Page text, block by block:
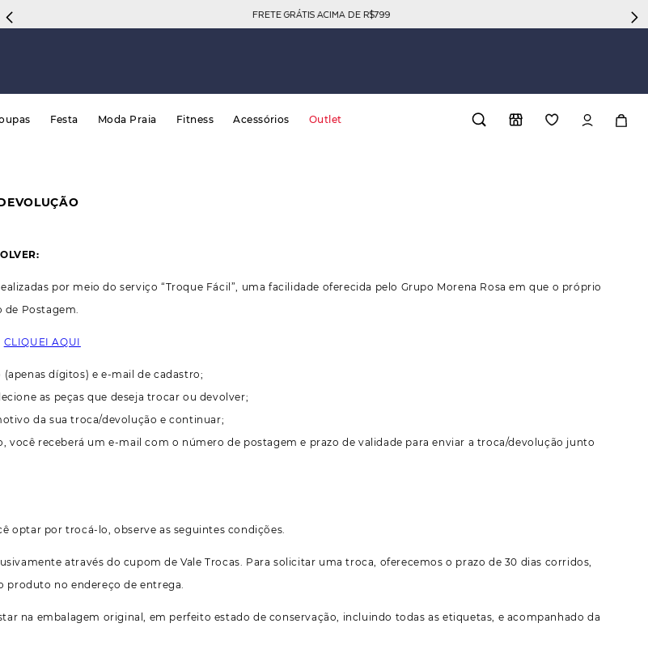
FRETE GRÁTIS ACIMA DE R$799
Festa Moda Praia Fitness Acessórios Outlet
por meio do serviço “Troque Fácil”, uma facilidade oferecida pelo Grupo Morena Rosa em que o próprio
de Postagem.
CLIQUEI AQUI
dígitos) e e-mail de cadastro;
as peças que deseja trocar ou devolver;
da sua troca/devolução e continuar;
você receberá um e-mail com o número de postagem e prazo de validade para enviar a troca/devolução junto
optar por trocá-lo, observe as seguintes condições.
através do cupom de Vale Trocas. Para solicitar uma troca, oferecemos o prazo de 30 dias corridos,
produto no endereço de entrega.
na embalagem original, em perfeito estado de conservação, incluindo todas as etiquetas, e acompanhado da